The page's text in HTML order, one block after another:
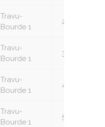
Travu-
Bourde 1
2
Travu-
Bourde 1
3
Travu-
Bourde 1
4
Travu-
Bourde 1
5